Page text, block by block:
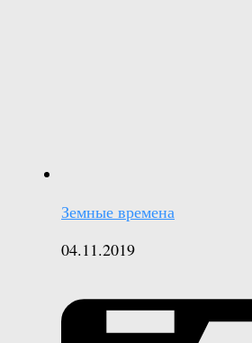
Земные времена
04.11.2019